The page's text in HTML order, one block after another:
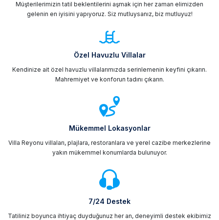
Müşterilerimizin tatil beklentilerini aşmak için her zaman elimizden
gelenin en iyisini yapıyoruz. Siz mutluysanız, biz mutluyuz!
Özel Havuzlu Villalar
Kendinize ait özel havuzlu villalarımızda serinlemenin keyfini çıkarın.
Mahremiyet ve konforun tadını çıkarın.
Mükemmel Lokasyonlar
Villa Reyonu villaları, plajlara, restoranlara ve yerel cazibe merkezlerine
yakın mükemmel konumlarda bulunuyor.
7/24 Destek
Tatiliniz boyunca ihtiyaç duyduğunuz her an, deneyimli destek ekibimiz